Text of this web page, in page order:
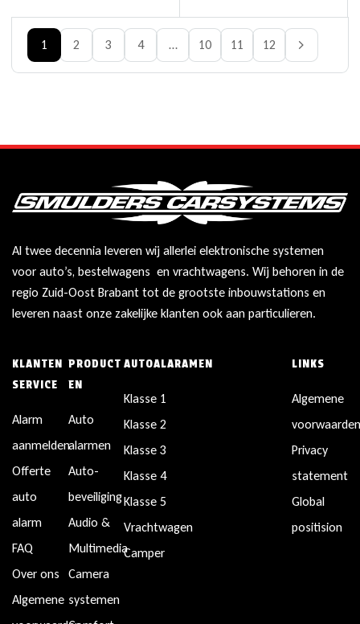
1 2 3 4 … 10 11 12
Al twee decennia leveren wij allerlei elektronische systemen
voor auto’s, bestelwagens en vrachtwagens. Wij behoren in de
regio Zuid-Oost Brabant tot de grootste inbouwstations en
leveren naast onze zakelijke klanten ook aan particulieren.
KLANTEN
SERVICE
Alarm
aanmelden
Offerte
auto
alarm
FAQ
Over ons
Algemene
PRODUCT
EN
Auto
alarmen
Auto-
beveiliging
Audio &
Multimedia
Camera
systemen
AUTOALARAMEN
Klasse 1
Klasse 2
Klasse 3
Klasse 4
Klasse 5
Vrachtwagen
Camper
LINKS
Algemene
Privacy
statement
Global
positision